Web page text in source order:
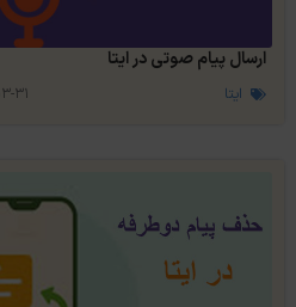
ارسال پیام صوتی در ایتا
ایتا